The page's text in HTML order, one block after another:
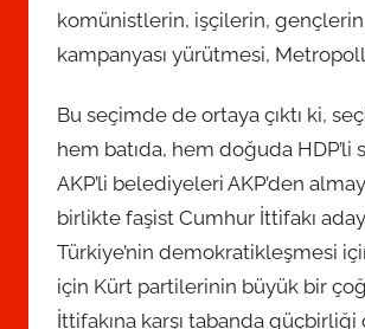
komünistlerin, işçilerin, gençlerin
kampanyası yürütmesi,
Bu seçimde de ortaya çıktı ki,
hem batıda, hem doğuda HDP’li
AKP’li belediyeleri AKP’den
birlikte faşist Cumhur İttifakı
Türkiye’nin demokratikleşmesi
için Kürt partilerinin büyük bir
İttifakına karşı tabanda